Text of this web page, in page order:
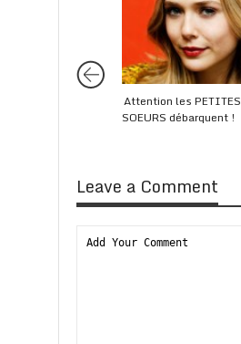
Attention les PETITES
SOEURS débarquent !
Leave a Comment